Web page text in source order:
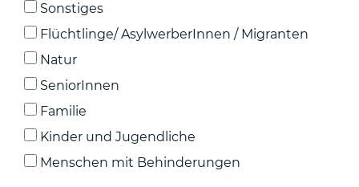
Sonstiges
Flüchtlinge/ AsylwerberInnen / Migranten
Natur
SeniorInnen
Familie
Kinder und Jugendliche
Menschen mit Behinderungen